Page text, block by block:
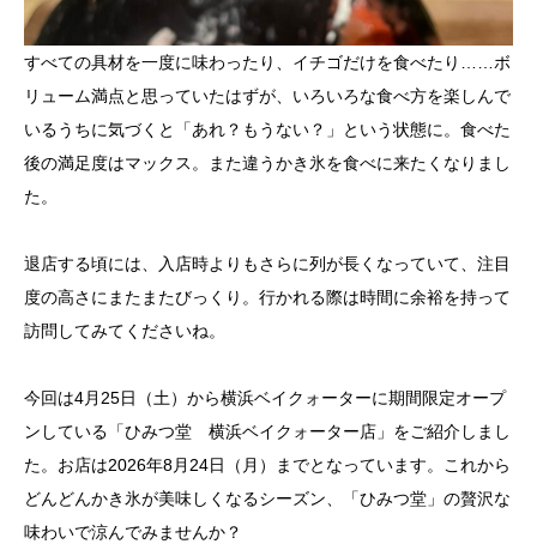
すべての具材を一度に味わったり、イチゴだけを食べたり……ボ
リューム満点と思っていたはずが、いろいろな食べ方を楽しんで
いるうちに気づくと「あれ？もうない？」という状態に。食べた
後の満足度はマックス。また違うかき氷を食べに来たくなりまし
た。
退店する頃には、入店時よりもさらに列が長くなっていて、注目
度の高さにまたまたびっくり。行かれる際は時間に余裕を持って
訪問してみてくださいね。
今回は4月25日（土）から横浜ベイクォーターに期間限定オープ
ンしている「ひみつ堂 横浜ベイクォーター店」をご紹介しまし
た。お店は2026年8月24日（月）までとなっています。これから
どんどんかき氷が美味しくなるシーズン、「ひみつ堂」の贅沢な
味わいで涼んでみませんか？